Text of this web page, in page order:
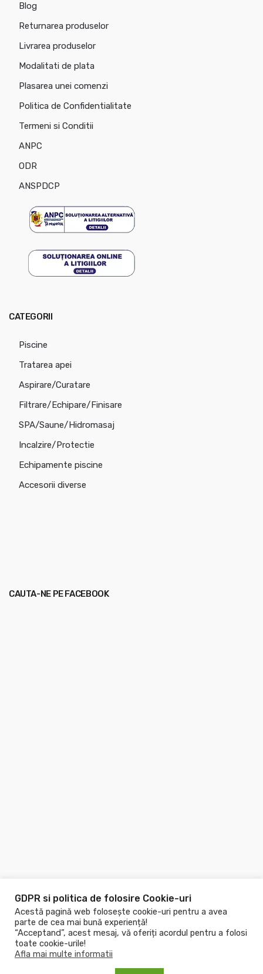
Blog
Returnarea produselor
Livrarea produselor
Modalitati de plata
Plasarea unei comenzi
Politica de Confidentialitate
Termeni si Conditii
ANPC
ODR
ANSPDCP
CATEGORII
Piscine
Tratarea apei
Aspirare/Curatare
Filtrare/Echipare/Finisare
SPA/Saune/Hidromasaj
Incalzire/Protectie
Echipamente piscine
Accesorii diverse
CAUTA-NE PE FACEBOOK
! Toate drepturile rezervate!
GDPR si politica de folosire Cookie-uri
Acestă pagină web folosește cookie-uri pentru a avea
parte de cea mai bună experiență!
“Acceptand”, acest mesaj, vă oferiți acordul pentru a folosi
toate cookie-urile!
Afla mai multe informatii